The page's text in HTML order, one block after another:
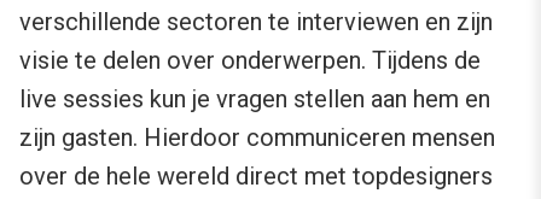
verschillende sectoren te interviewen en zijn
visie te delen over onderwerpen. Tijdens de
live sessies kun je vragen stellen aan hem en
zijn gasten. Hierdoor communiceren mensen
over de hele wereld direct met topdesigners